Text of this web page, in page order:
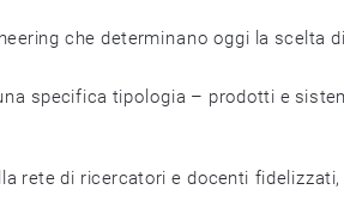
che determinano oggi la scelta di
tipologia – prodotti e sistemi
di ricercatori e docenti fidelizzati, sa